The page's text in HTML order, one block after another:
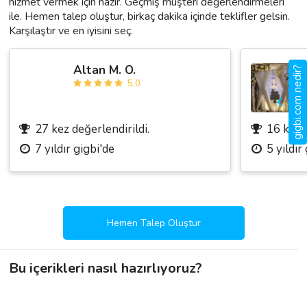
ile. Hemen talep oluştur, birkaç dakika içinde teklifler gelsin.
Karşılaştır ve en iyisini seç.
Altan M. O.
5.0
27 kez değerlendirildi.
7 yıldır gigbi'de
16 kez
5
Hemen Talep Oluştur
Bu içerikleri nasıl hazırlıyoruz?
gigbi.com nedir?